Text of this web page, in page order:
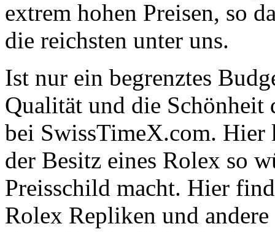
extrem hohen Preisen, so
die reichsten unter uns.
Ist nur ein begrenztes
Qualität und die Schönheit
bei SwissTimeX.com. Hier
der Besitz eines Rolex so
Preisschild macht. Hier
Rolex Repliken und andere